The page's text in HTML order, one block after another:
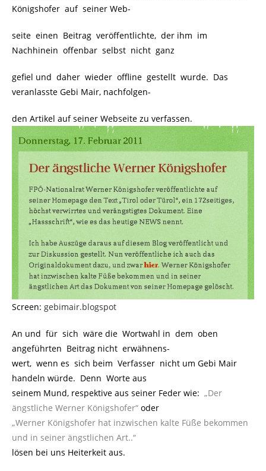
Königshofer auf seiner Web-
seite einen Beitrag veröffentlichte, der ihm im
Nachhinein offenbar selbst nicht ganz
gefiel und daher wieder offline gestellt wurde. Das
veranlasste Gebi Mair, nachfolgen-
den Artikel auf seiner Webseite zu verfassen.
Screen: gebimair.blogspot
An und für sich wäre die Wortwahl in dem oben
angeführten Beitrag nicht erwähnens-
wert, wenn es sich beim Verfasser nicht um Gebi Mair
handeln würde. Denn Worte aus
seinem Mund, respektive aus seiner Feder wie: „Der
ängstliche Werner Königshofer“ oder
„Werner Königshofer hat inzwischen kalte Füße bekommen
und in seiner ängstlichen Art..“
lösen bei uns Heiterkeit aus.